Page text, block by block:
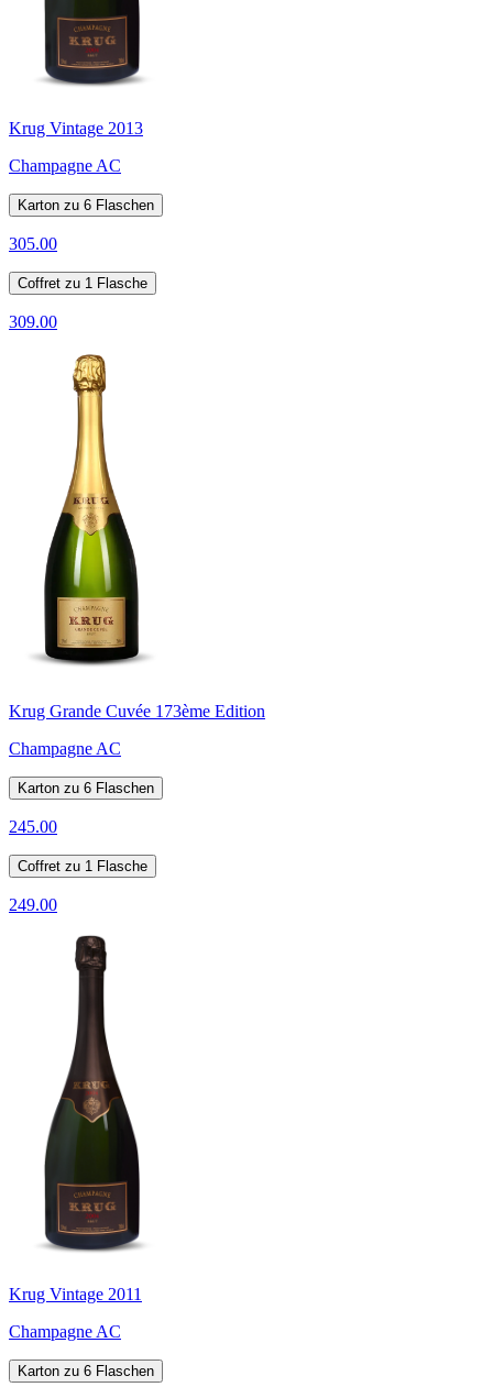
Krug Vintage 2013
Champagne AC
Karton zu 6 Flaschen
305.00
Coffret zu 1 Flasche
309.00
Krug Grande Cuvée 173ème Edition
Champagne AC
Karton zu 6 Flaschen
245.00
Coffret zu 1 Flasche
249.00
Krug Vintage 2011
Champagne AC
Karton zu 6 Flaschen